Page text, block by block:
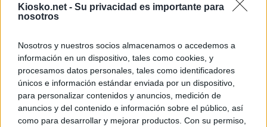
Kiosko.net - Su privacidad es importante para
nosotros
Nosotros y nuestros socios almacenamos o accedemos a
información en un dispositivo, tales como cookies, y
procesamos datos personales, tales como identificadores
únicos e información estándar enviada por un dispositivo,
para personalizar contenidos y anuncios, medición de
anuncios y del contenido e información sobre el público, así
como para desarrollar y mejorar productos. Con su permiso,
personas se
© Kiosko.net Aviso Legal Privacidad y Cookies